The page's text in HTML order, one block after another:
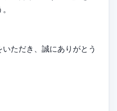
いただき、誠にありがとう